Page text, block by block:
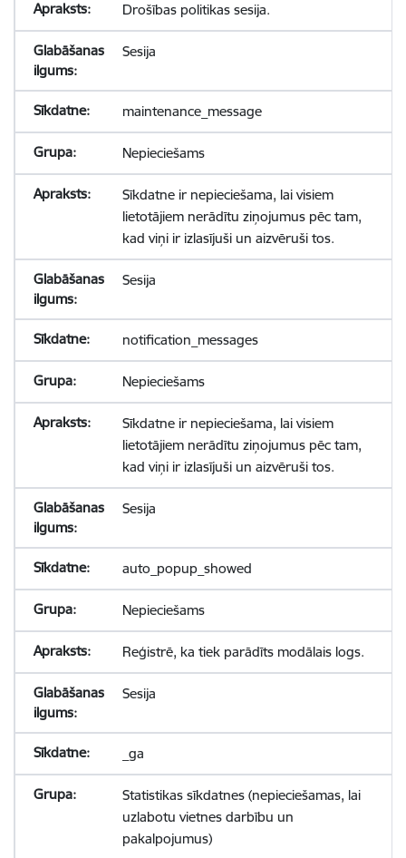
Drošības politikas sesija.
Sesija
maintenance_message
Nepieciešams
Sīkdatne ir nepieciešama, lai visiem
lietotājiem nerādītu ziņojumus pēc tam,
kad viņi ir izlasījuši un aizvēruši tos.
Sesija
notification_messages
Nepieciešams
Sīkdatne ir nepieciešama, lai visiem
lietotājiem nerādītu ziņojumus pēc tam,
kad viņi ir izlasījuši un aizvēruši tos.
Sesija
auto_popup_showed
Nepieciešams
Reģistrē, ka tiek parādīts modālais logs.
Sesija
_ga
Statistikas sīkdatnes (nepieciešamas, lai
uzlabotu vietnes darbību un
pakalpojumus)